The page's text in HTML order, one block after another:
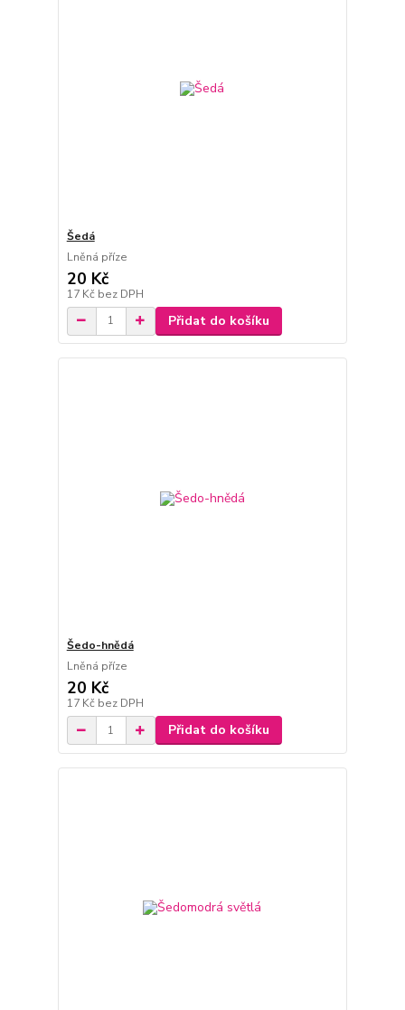
Šedá
Lněná příze
20 Kč
17 Kč bez DPH
Přidat do košíku
Šedo-hnědá
Lněná příze
20 Kč
17 Kč bez DPH
Přidat do košíku